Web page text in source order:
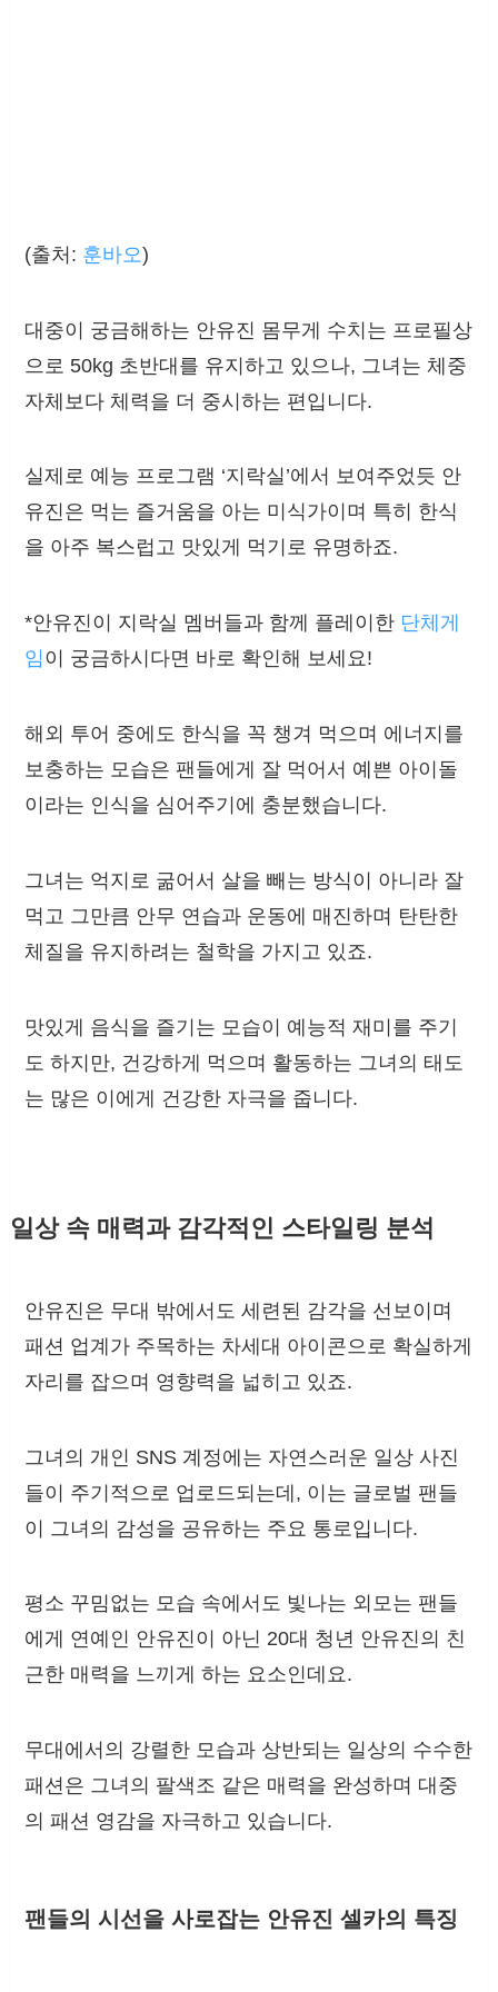
(출처: 훈바오)
대중이 궁금해하는 안유진 몸무게 수치는 프로필상
으로 50kg 초반대를 유지하고 있으나, 그녀는 체중
자체보다 체력을 더 중시하는 편입니다.
실제로 예능 프로그램 ‘지락실’에서 보여주었듯 안
유진은 먹는 즐거움을 아는 미식가이며 특히 한식
을 아주 복스럽고 맛있게 먹기로 유명하죠.
*안유진이 지락실 멤버들과 함께 플레이한 단체게
임이 궁금하시다면 바로 확인해 보세요!
해외 투어 중에도 한식을 꼭 챙겨 먹으며 에너지를
보충하는 모습은 팬들에게 잘 먹어서 예쁜 아이돌
이라는 인식을 심어주기에 충분했습니다.
그녀는 억지로 굶어서 살을 빼는 방식이 아니라 잘
먹고 그만큼 안무 연습과 운동에 매진하며 탄탄한
체질을 유지하려는 철학을 가지고 있죠.
맛있게 음식을 즐기는 모습이 예능적 재미를 주기
도 하지만, 건강하게 먹으며 활동하는 그녀의 태도
는 많은 이에게 건강한 자극을 줍니다.
일상 속 매력과 감각적인 스타일링 분석
안유진은 무대 밖에서도 세련된 감각을 선보이며
패션 업계가 주목하는 차세대 아이콘으로 확실하게
자리를 잡으며 영향력을 넓히고 있죠.
그녀의 개인 SNS 계정에는 자연스러운 일상 사진
들이 주기적으로 업로드되는데, 이는 글로벌 팬들
이 그녀의 감성을 공유하는 주요 통로입니다.
평소 꾸밈없는 모습 속에서도 빛나는 외모는 팬들
에게 연예인 안유진이 아닌 20대 청년 안유진의 친
근한 매력을 느끼게 하는 요소인데요.
무대에서의 강렬한 모습과 상반되는 일상의 수수한
패션은 그녀의 팔색조 같은 매력을 완성하며 대중
의 패션 영감을 자극하고 있습니다.
팬들의 시선을 사로잡는 안유진 셀카의 특징